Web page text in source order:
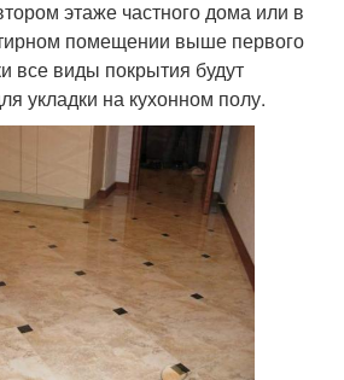
этаже частного дома или в
помещении выше первого
все виды покрытия будут
укладки на кухонном полу.